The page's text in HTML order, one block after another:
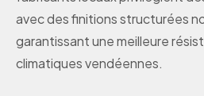
avec des finitions structurées
garantissant une meilleure
climatiques vendéennes.